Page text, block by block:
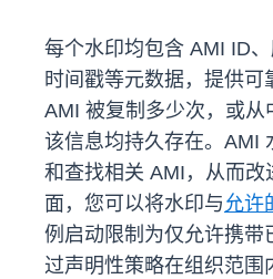
每个水印均包含 AMI ID
时间戳等元数据，提供可
AMI 被复制多少次，或从
该信息均持久存在。AMI
和查找相关 AMI，从而
面，您可以将水印与 允许
例启动限制为仅允许携带
过声明性策略在组织范围